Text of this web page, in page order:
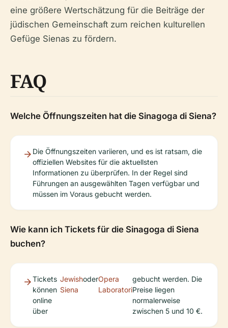
eine größere Wertschätzung für die Beiträge der
jüdischen Gemeinschaft zum reichen kulturellen
Gefüge Sienas zu fördern.
FAQ
Welche Öffnungszeiten hat die Sinagoga di Siena?
Die Öffnungszeiten variieren, und es ist ratsam, die
offiziellen Websites für die aktuellsten
Informationen zu überprüfen. In der Regel sind
Führungen an ausgewählten Tagen verfügbar und
müssen im Voraus gebucht werden.
Wie kann ich Tickets für die Sinagoga di Siena
buchen?
Tickets
können
online
über
Jewish
Siena
oderOpera
Laboratori
gebucht werden. Die
Preise liegen
normalerweise
zwischen 5 und 10 €.